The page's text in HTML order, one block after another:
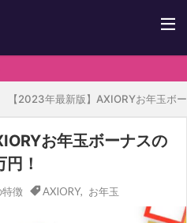
【2023年最新版】AXIORYお年玉ボ
お年玉ボーナスの
！
特徴 AXIORY, お年玉